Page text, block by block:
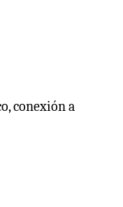
conexión a